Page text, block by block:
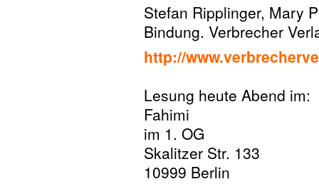
Stefan Ripplinger, Mary
Bindung. Verbrecher
http://
Lesung heute Abend im:
Fahimi
im 1. OG
Skalitzer Str. 133
10999 Berlin